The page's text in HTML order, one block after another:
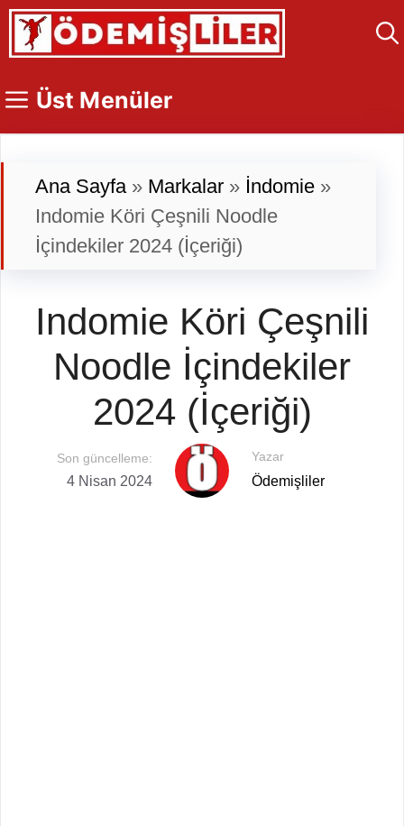
İçeriğe
atla
Üst Menüler
Ana Sayfa» Markalar » İndomie »
Indomie Köri Çeşnili Noodle
İçindekiler 2024 (İçeriği)
Indomie Köri Çeşnili
Noodle İçindekiler
2024 (İçeriği)
Son güncelleme:
4 Nisan 2024
Yazar
Ödemişliler